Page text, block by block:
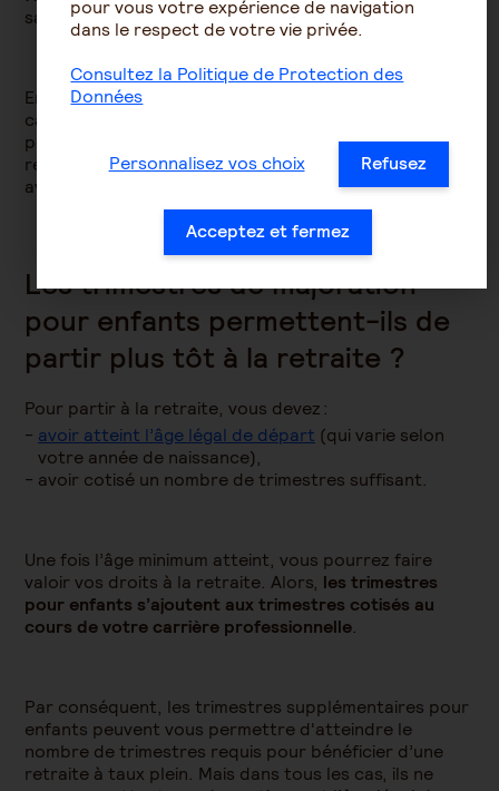
sans payer de cotisations.
En effet, les cotisations sont prises en charge par la
caisse d'allocations familiales. Toutefois, cela n’est
possible que sous certaines conditions de
ressources. Pour en bénéficier, vous devez également
avoir perçu diverses prestations familiales.
Les trimestres de majoration
pour enfants permettent-ils de
partir plus tôt à la retraite ?
Pour partir à la retraite, vous devez :
avoir atteint l’âge légal de départ (qui varie selon
votre année de naissance),
avoir cotisé un nombre de trimestres suffisant.
Une fois l’âge minimum atteint, vous pourrez faire
valoir vos droits à la retraite. Alors, les trimestres
pour enfants s’ajoutent aux trimestres cotisés au
cours de votre carrière professionnelle.
Par conséquent, les trimestres supplémentaires pour
enfants peuvent vous permettre d'atteindre le
nombre de trimestres requis pour bénéficier d’une
retraite à taux plein. Mais dans tous les cas, ils ne
pour vous votre expérience de navigation
dans le respect de votre vie privée.
Consultez la Politique de Protection des
Données
Personnalisez vos choix Refusez
Acceptez et fermez